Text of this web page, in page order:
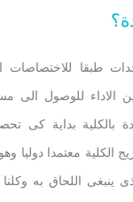
طبقا للاختصاصات
الاداء للوصول الى
بالكلية بداية كى
الكلية معتمدا دوليا
ينبغى اللحاق به